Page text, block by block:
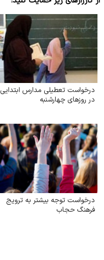
درخواست تعطیلی مدارس ابتدایی
در روزهای چهارشنبه
درخواست توجه بیشتر به ترویج
فرهنگ حجاب